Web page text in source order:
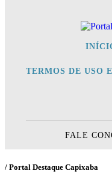
TERMOS DE USO
FALE
/ Portal Destaque Capixaba